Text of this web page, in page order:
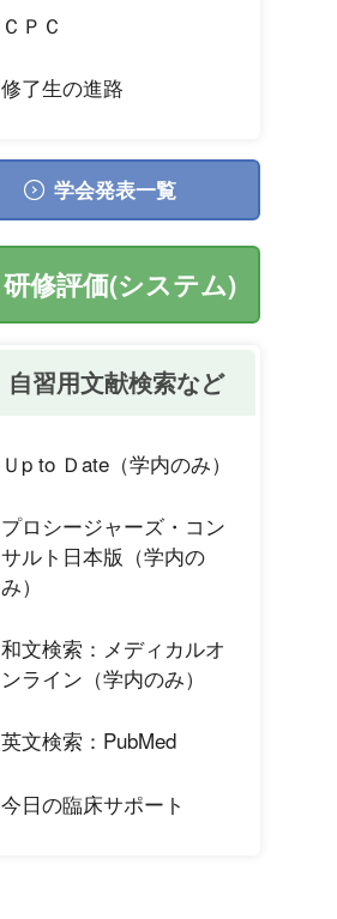
ＣＰＣ
修了生の進路
学会発表一覧
研修評価(システム)
自習用文献検索など
Ｕp to Ｄate（学内のみ）
プロシージャーズ・コン
サルト日本版（学内の
み）
和文検索：メディカルオ
ンライン（学内のみ）
英文検索：PubMed
今日の臨床サポート